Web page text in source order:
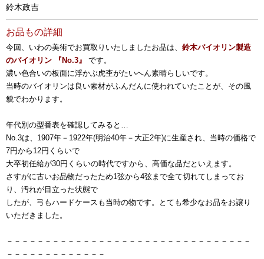
鈴木政吉
お品もの詳細
今回、いわの美術でお買取りいたしましたお品は、 鈴木バイオリン製造
のバイオリン 『No.3』
です。
濃い色合いの板面に浮かぶ虎杢がたいへん素晴らしいです。
当時のバイオリンは良い素材がふんだんに使われていたことが、その風
貌でわかります。
年代別の型番表を確認してみると…
No.3は、1907年－1922年(明治40年－大正2年)に生産され、当時の価格で
7円から12円くらいで
大卒初任給が30円くらいの時代ですから、高価な品だといえます。
さすがに古いお品物だったため1弦から4弦まで全て切れてしまってお
り、汚れが目立った状態で
したが、弓もハードケースも当時の物です。とても希少なお品をお譲り
いただきました。
－－－－－－－－－－－－－－－－－－－－－－－－－－－－－－－－
－－－－－－－－－－－－－